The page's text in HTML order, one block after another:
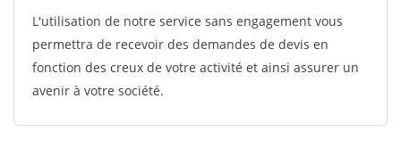
L'utilisation de notre service sans engagement vous
permettra de recevoir des demandes de devis en
fonction des creux de votre activité et ainsi assurer un
avenir à votre société.